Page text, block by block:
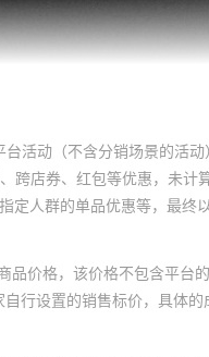
台活动（不含分销场景的活
跨店券、红包等优惠，未
定人群的单品优惠等，最终
品价格，该价格不包含平台
行设置的销售标价，具体